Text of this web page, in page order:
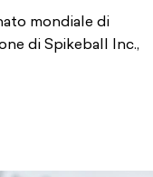
mondiale di
di Spikeball Inc.,